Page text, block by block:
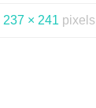
237 × 241 pixels